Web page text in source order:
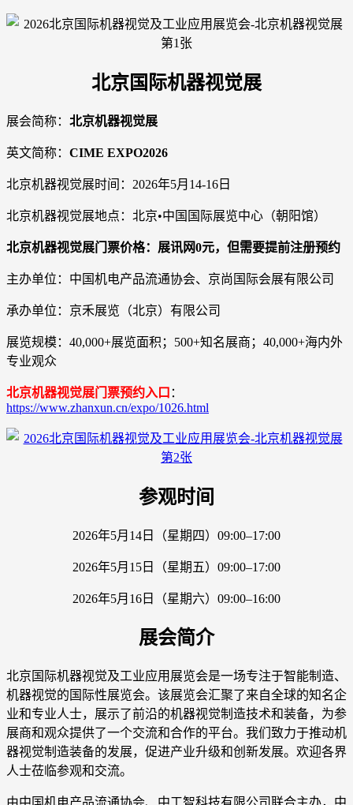
北京国际机器视觉展
展会简称： 北京机器视觉展
英文简称： CIME EXPO2026
北京机器视觉展时间：2026年5月14-16日
北京机器视觉展地点：北京•中国国际展览中心（朝阳馆）
北京机器视觉展门票价格：展讯网0元，但需要提前注册预约
主办单位：中国机电产品流通协会、京尚国际会展有限公司
承办单位：京禾展览（北京）有限公司
展览规模：40,000+展览面积；500+知名展商；40,000+海内外
专业观众
北京机器视觉展门票预约入口 ：
https://www.zhanxun.cn/expo/1026.html
参观时间
2026年5月14日（星期四）09:00–17:00
2026年5月15日（星期五）09:00–17:00
2026年5月16日（星期六）09:00–16:00
展会简介
北京国际机器视觉及工业应用展览会是一场专注于智能制造、
机器视觉的国际性展览会。该展览会汇聚了来自全球的知名企
业和专业人士，展示了前沿的机器视觉制造技术和装备，为参
展商和观众提供了一个交流和合作的平台。我们致力于推动机
器视觉制造装备的发展，促进产业升级和创新发展。欢迎各界
人士莅临参观和交流。